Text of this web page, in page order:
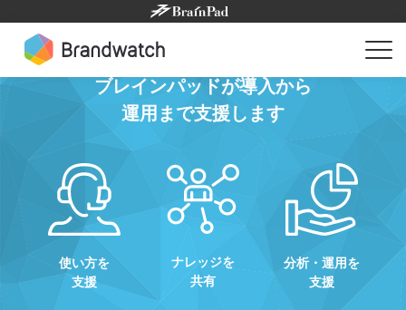
content
ブレインパッドが導入から
運用まで支援します
使い方を
支援
ナレッジを
共有
分析・運用を
支援